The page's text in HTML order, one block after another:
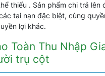
thiếu . Sản phẩm chi trả lên
tai nạn đặc biệt, cùng
lợi khác.
Toàn Thu Nhập
trụ cột